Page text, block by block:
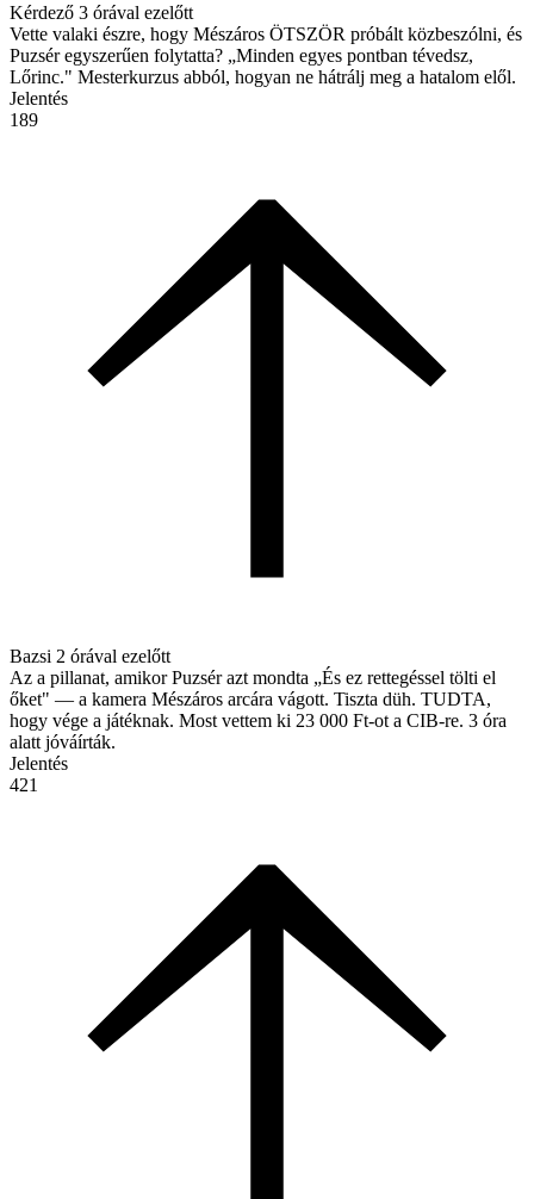
Kérdező 3 órával ezelőtt
Vette valaki észre, hogy Mészáros ÖTSZÖR próbált közbeszólni, és
Puzsér egyszerűen folytatta? „Minden egyes pontban tévedsz,
Lőrinc." Mesterkurzus abból, hogyan ne hátrálj meg a hatalom elől.
Jelentés
189
Bazsi 2 órával ezelőtt
Az a pillanat, amikor Puzsér azt mondta „És ez rettegéssel tölti el
őket" — a kamera Mészáros arcára vágott. Tiszta düh. TUDTA,
hogy vége a játéknak. Most vettem ki 23 000 Ft-ot a CIB-re. 3 óra
alatt jóváírták.
Jelentés
421